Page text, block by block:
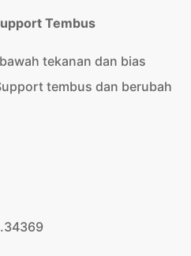
Tembus
tekanan dan bias
tembus dan berubah